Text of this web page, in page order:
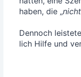
haben, die „
Den­noch
lich Hil­fe und